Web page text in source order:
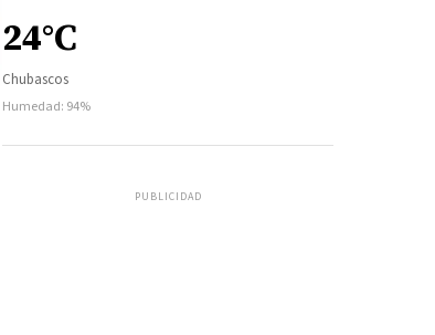
24°C
Chubascos
Humedad: 94%
PUBLICIDAD